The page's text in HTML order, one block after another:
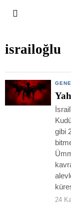
israiloğlu
gibi
24